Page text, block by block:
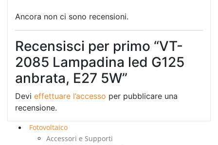
Ancora non ci sono recensioni.
Recensisci per primo “VT-
2085 Lampadina led G125
anbrata, E27 5W”
Devi effettuare l’accesso per pubblicare una
recensione.
Fotovoltaico
Accessori e Supporti